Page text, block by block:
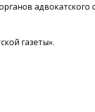
адвокатского
газеты».